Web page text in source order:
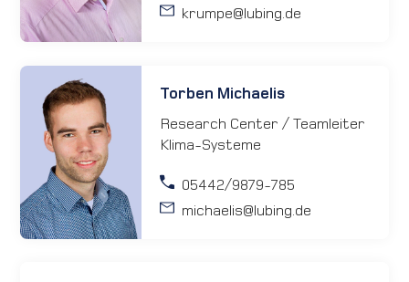
krumpe@lubing.de
Torben Michaelis
Research Center / Teamleiter
Klima-Systeme
05442/9879-785
michaelis@lubing.de